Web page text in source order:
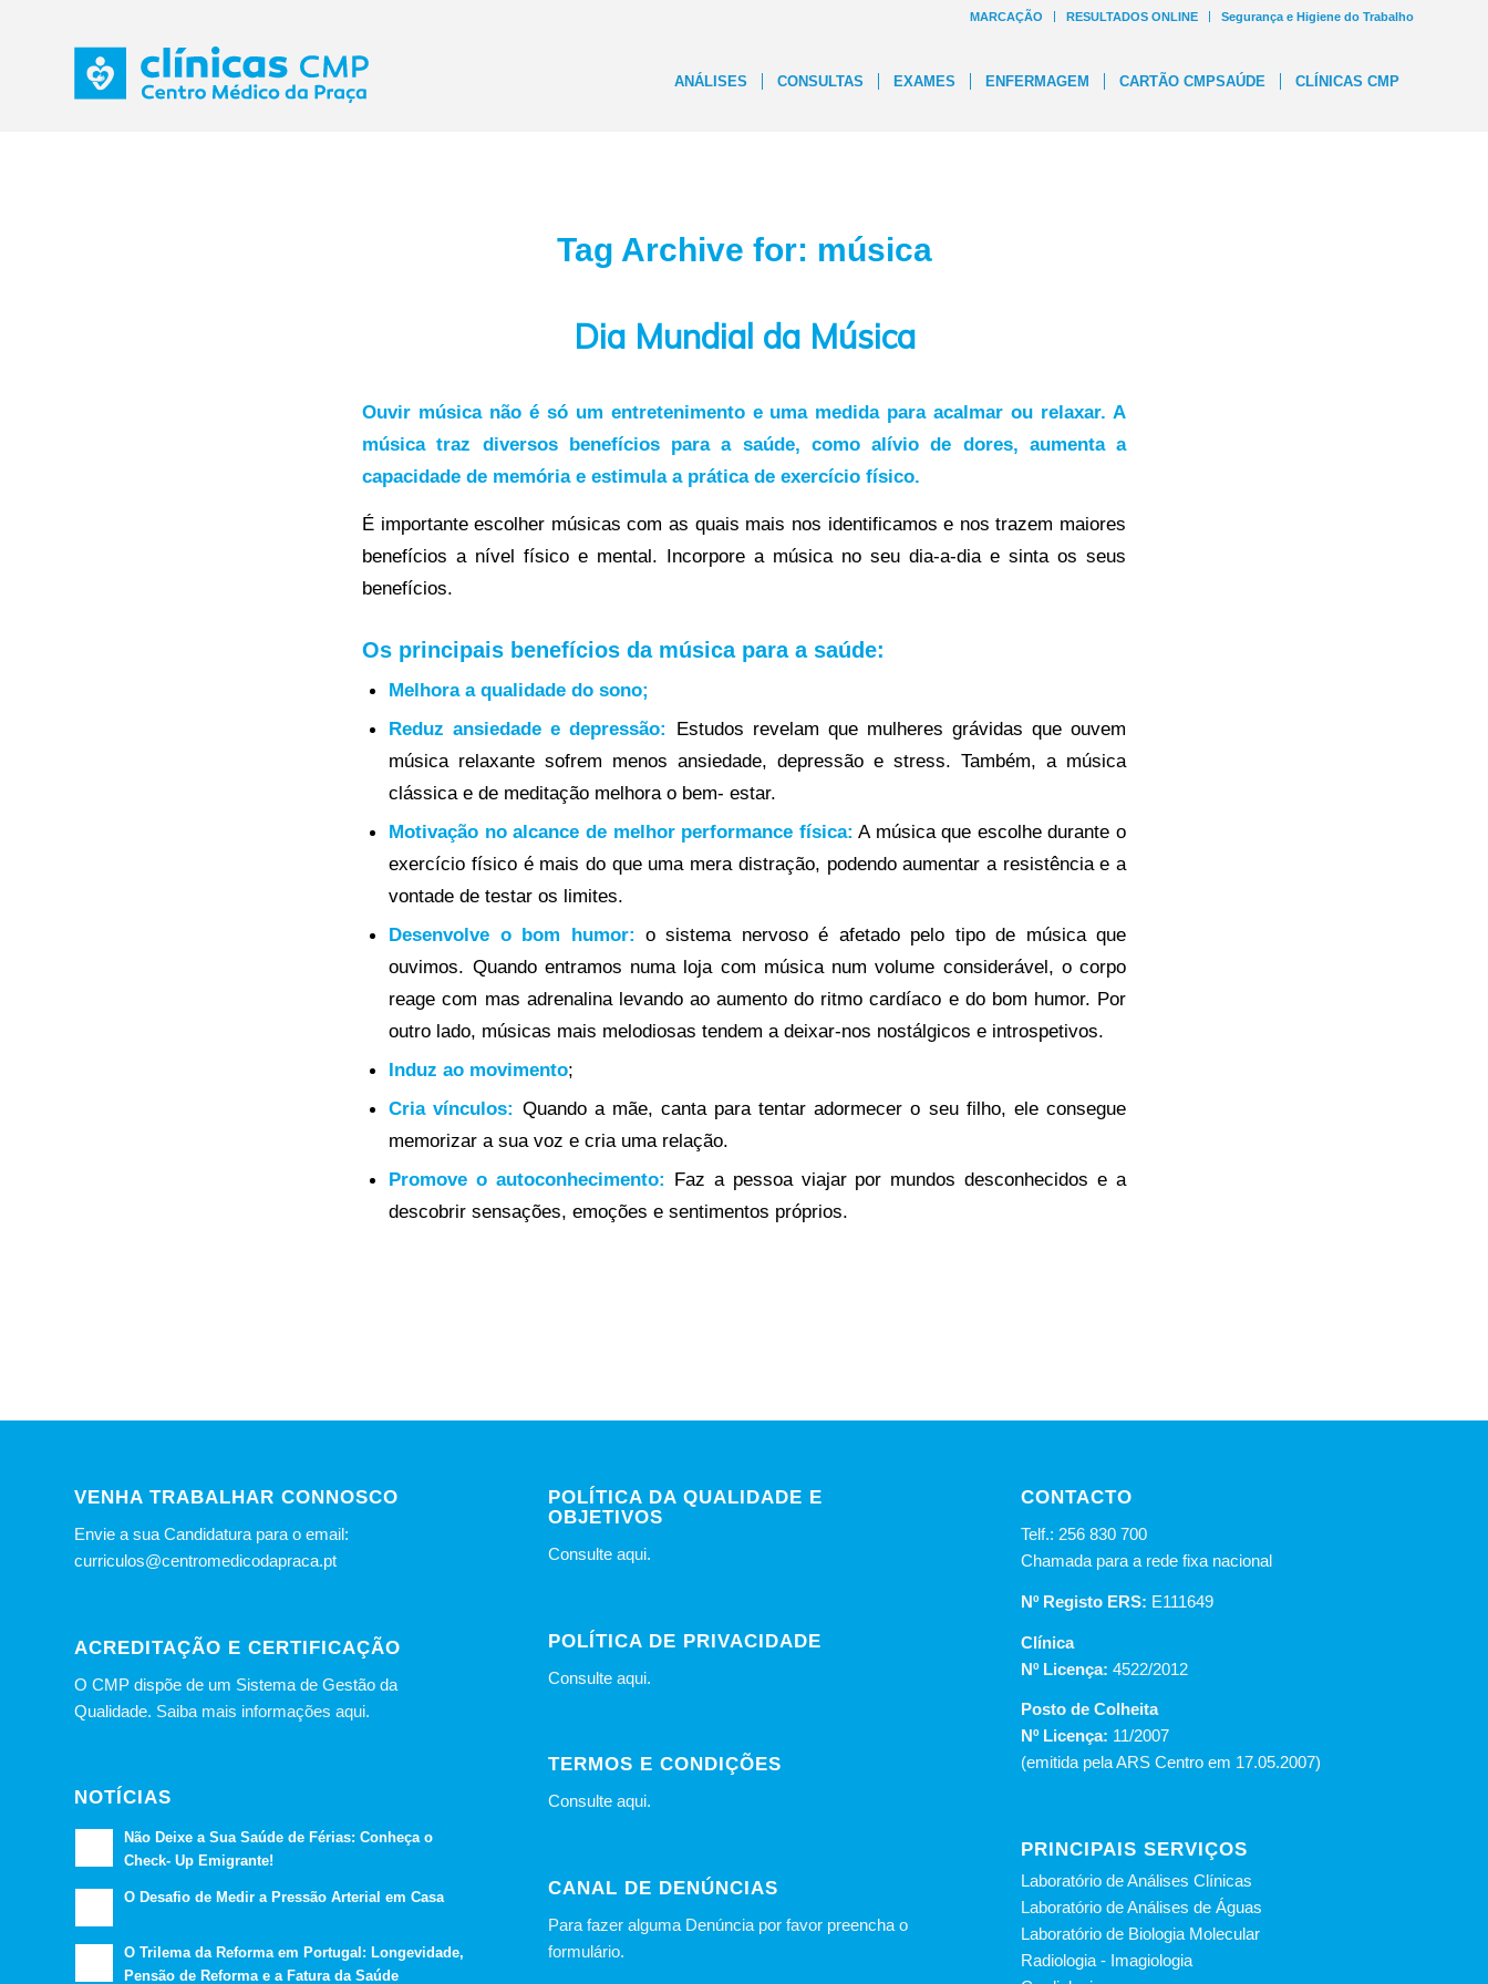
MARCAÇÃO RESULTADOS ONLINE Segurança e Higiene do Trabalho
ANÁLISES CONSULTAS EXAMES ENFERMAGEM CARTÃO CMPSAÚDE CLÍNICAS CMP
Tag Archive for: música
Dia Mundial da Música
Ouvir música não é só um entretenimento e uma medida para acalmar ou relaxar. A
música traz diversos benefícios para a saúde, como alívio de dores, aumenta a
capacidade de memória e estimula a prática de exercício físico.
É importante escolher músicas com as quais mais nos identificamos e nos trazem maiores
benefícios a nível físico e mental. Incorpore a música no seu dia-a-dia e sinta os seus
benefícios.
Os principais benefícios da música para a saúde:
Melhora a qualidade do sono;
Reduz ansiedade e depressão: Estudos revelam que mulheres grávidas que ouvem
música relaxante sofrem menos ansiedade, depressão e stress. Também, a música
clássica e de meditação melhora o bem- estar.
Motivação no alcance de melhor performance física: A música que escolhe durante o
exercício físico é mais do que uma mera distração, podendo aumentar a resistência e a
vontade de testar os limites.
Desenvolve o bom humor: o sistema nervoso é afetado pelo tipo de música que
ouvimos. Quando entramos numa loja com música num volume considerável, o corpo
reage com mas adrenalina levando ao aumento do ritmo cardíaco e do bom humor. Por
outro lado, músicas mais melodiosas tendem a deixar-nos nostálgicos e introspetivos.
Induz ao movimento;
Cria vínculos: Quando a mãe, canta para tentar adormecer o seu filho, ele consegue
memorizar a sua voz e cria uma relação.
Promove o autoconhecimento: Faz a pessoa viajar por mundos desconhecidos e a
descobrir sensações, emoções e sentimentos próprios.
VENHA TRABALHAR CONNOSCO
Envie a sua Candidatura para o email:
curriculos@centromedicodapraca.pt
ACREDITAÇÃO E CERTIFICAÇÃO
O CMP dispõe de um Sistema de Gestão da
Qualidade. Saiba mais informações aqui.
NOTÍCIAS
Não Deixe a Sua Saúde de Férias: Conheça o
Check- Up Emigrante!
O Desafio de Medir a Pressão Arterial em Casa
O Trilema da Reforma em Portugal: Longevidade,
Pensão de Reforma e a Fatura da Saúde
POLÍTICA DA QUALIDADE E
OBJETIVOS
Consulte aqui.
POLÍTICA DE PRIVACIDADE
Consulte aqui.
TERMOS E CONDIÇÕES
Consulte aqui.
CANAL DE DENÚNCIAS
Para fazer alguma Denúncia por favor preencha o
formulário.
CONTACTO
Telf.: 256 830 700
Chamada para a rede fixa nacional
Nº Registo ERS: E111649
Clínica
Nº Licença:4522/2012
Posto de Colheita
Nº Licença: 11/2007
(emitida pela ARS Centro em 17.05.2007)
PRINCIPAIS SERVIÇOS
Laboratório de Análises Clínicas
Laboratório de Análises de Águas
Laboratório de Biologia Molecular
Radiologia - Imagiologia